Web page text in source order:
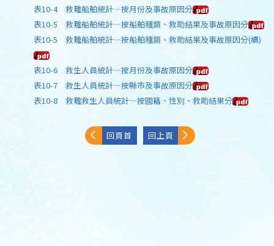
表10-4 救難船舶統計—按月份及事故原因分
表10-5 救難船舶統計—按船舶種類、救助結果及事故原因分
表10-5 救難船舶統計—按船舶種類、救助結果及事故原因分(續)
表10-6 救生人員統計—按月份及事故原因分
表10-7 救生人員統計—按縣市及事故原因分
表10-8 救難救生人員統計—按國籍、性別、救助結果分
回頁首 回上頁